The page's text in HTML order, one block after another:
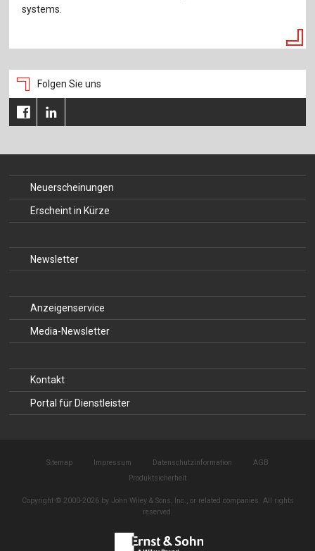
systems.
Folgen Sie uns
Neuerscheinungen
Erscheint in Kürze
Newsletter
Anzeigenservice
Media-Newsletter
Kontakt
Portal für Dienstleister
Sitemap Impressum Datenschutzinformation
AGB
Produktsicherheit
Copyright © 2000-2026 by John Wiley & Sons, Inc., or related companies. All rights
reserved.